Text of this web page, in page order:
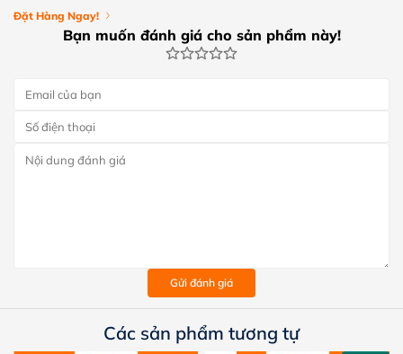
Đặt Hàng Ngay!
Bạn muốn đánh giá cho sản phẩm này!
Gửi đánh giá
Các sản phẩm tương tự